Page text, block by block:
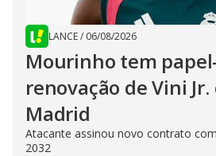
LANCE/ 06/08/2026
Mourinho tem
renovação de Vini Jr.
Madrid
Atacante assinou novo contrato
2032